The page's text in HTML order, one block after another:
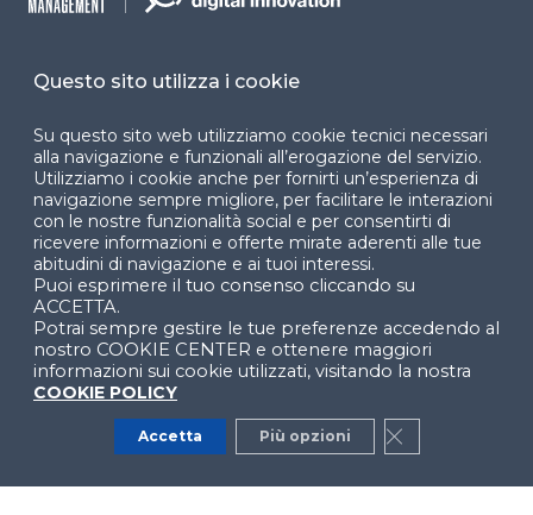
accessibilità
Facebook LinkedIn
YouTube X
© 2024 Copyright © Politecnico di Milano Dipartimento
di Ingegneria Gestionale
Questo sito utilizza i cookie
Su questo sito web utilizziamo cookie tecnici necessari
alla navigazione e funzionali all’erogazione del servizio.
Utilizziamo i cookie anche per fornirti un’esperienza di
navigazione sempre migliore, per facilitare le interazioni
con le nostre funzionalità social e per consentirti di
ricevere informazioni e offerte mirate aderenti alle tue
abitudini di navigazione e ai tuoi interessi.
Puoi esprimere il tuo consenso cliccando su
ACCETTA.
Potrai sempre gestire le tue preferenze accedendo al
nostro COOKIE CENTER e ottenere maggiori
informazioni sui cookie utilizzati, visitando la nostra
COOKIE POLICY
Accetta Più opzioni Close GDPR